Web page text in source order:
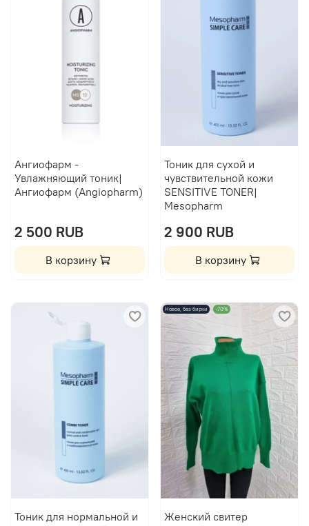
Ангиофарм -
Увлажняющий тоник|
Ангиофарм (Angiopharm)
2 500 RUB
В корзину
Тоник для сухой и
чувствительной кожи
SENSITIVE TONER|
Mesopharm
2 900 RUB
В корзину
Тоник для нормальной и
Новое, без бирки -70%
Женский свитер